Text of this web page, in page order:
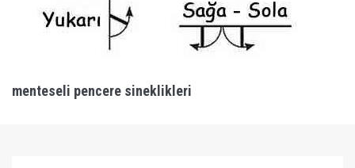
menteseli pencere sineklikleri